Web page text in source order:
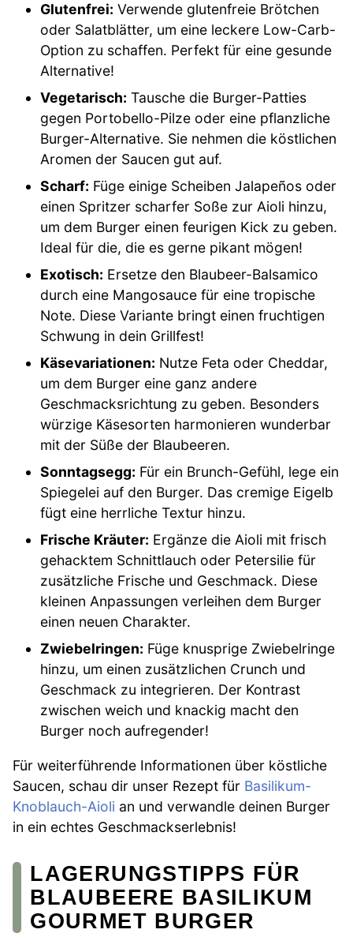
Glutenfrei: Verwende glutenfreie Brötchen
oder Salatblätter, um eine leckere Low-Carb-
Option zu schaffen. Perfekt für eine gesunde
Alternative!
Vegetarisch: Tausche die Burger-Patties
gegen Portobello-Pilze oder eine pflanzliche
Burger-Alternative. Sie nehmen die köstlichen
Aromen der Saucen gut auf.
Scharf: Füge einige Scheiben Jalapeños oder
einen Spritzer scharfer Soße zur Aioli hinzu,
um dem Burger einen feurigen Kick zu geben.
Ideal für die, die es gerne pikant mögen!
Exotisch: Ersetze den Blaubeer-Balsamico
durch eine Mangosauce für eine tropische
Note. Diese Variante bringt einen fruchtigen
Schwung in dein Grillfest!
Käsevariationen: Nutze Feta oder Cheddar,
um dem Burger eine ganz andere
Geschmacksrichtung zu geben. Besonders
würzige Käsesorten harmonieren wunderbar
mit der Süße der Blaubeeren.
Sonntagsegg: Für ein Brunch-Gefühl, lege ein
Spiegelei auf den Burger. Das cremige Eigelb
fügt eine herrliche Textur hinzu.
Frische Kräuter: Ergänze die Aioli mit frisch
gehacktem Schnittlauch oder Petersilie für
zusätzliche Frische und Geschmack. Diese
kleinen Anpassungen verleihen dem Burger
einen neuen Charakter.
Zwiebelringen: Füge knusprige Zwiebelringe
hinzu, um einen zusätzlichen Crunch und
Geschmack zu integrieren. Der Kontrast
zwischen weich und knackig macht den
Burger noch aufregender!
Für weiterführende Informationen über köstliche
Saucen, schau dir unser Rezept für Basilikum-
Knoblauch-Aioli an und verwandle deinen Burger
in ein echtes Geschmackserlebnis!
LAGERUNGSTIPPS FÜR
BLAUBEERE BASILIKUM
GOURMET BURGER